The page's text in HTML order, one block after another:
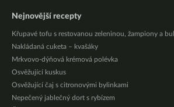
Nejnovější recepty
Křupavé tofu s restovanou zeleninou, žampiony a
Nakládaná cuketa – kvašáky
Mrkvovo-dýňová krémová polévka
Osvěžující kuskus
Osvěžující čaj s citronovými bylinkami
Nepečený jablečný dort s rybízem